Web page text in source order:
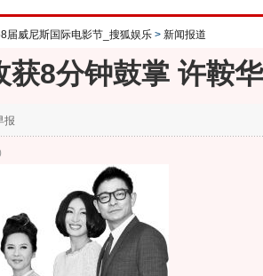
届威尼斯国际电影节_搜狐娱乐 > 新闻报道
获8分钟鼓掌 许鞍
报